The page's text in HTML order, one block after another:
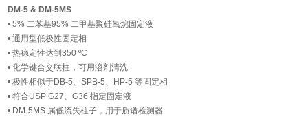
DM-5 & DM-5MS
• 5% 二苯基95% 二甲基聚硅氧烷固定液
• 通用型低极性固定相
• 热稳定性达到350 ºC
• 化学键合交联柱，可用溶剂清洗
• 极性相似于DB-5、SPB-5、HP-5 等固定相
• 符合USP G27、G36 指定固定液
• DM-5MS 属低流失柱子，用于质谱检测器